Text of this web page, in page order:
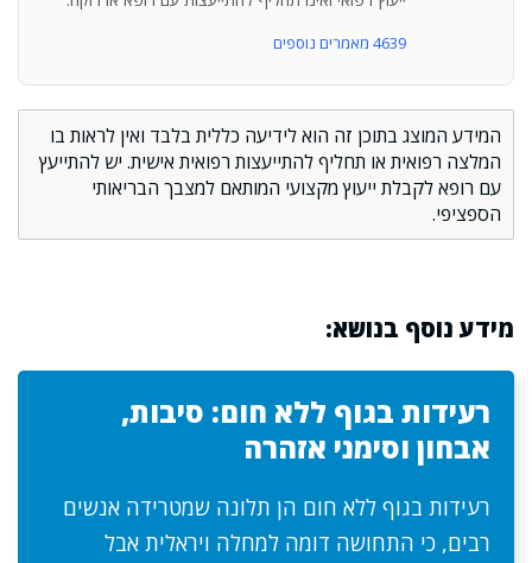
4639 מאמרים נוספים
המידע המוצג בתוכן זה הוא לידיעה כללית בלבד ואין לראות בו
המלצה רפואית או תחליף להתייעצות רפואית אישית. יש להתייעץ
עם רופא לקבלת ייעוץ מקצועי המותאם למצבך הבריאותי
הספציפי.
מידע נוסף בנושא:
רעידות בגוף ללא חום: סיבות,
אבחון וסימני אזהרה
רעידות בגוף ללא חום הן תלונה שמטרידה אנשים
רבים, כי התחושה דומה למחלה ויראלית אבל